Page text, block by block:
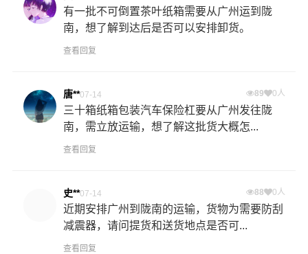
有一批不可倒置茶叶纸箱需要从广州运到陇
南，想了解到达后是否可以安排卸货。
查看回复
唐**07-14 89 0人
三十箱纸箱包装汽车保险杠要从广州发往陇
南，需立放运输，想了解这批货大概怎...
查看回复
史**07-14 88 0人
近期安排广州到陇南的运输，货物为需要防刮
减震器，请问提货和送货地点是否可...
查看回复